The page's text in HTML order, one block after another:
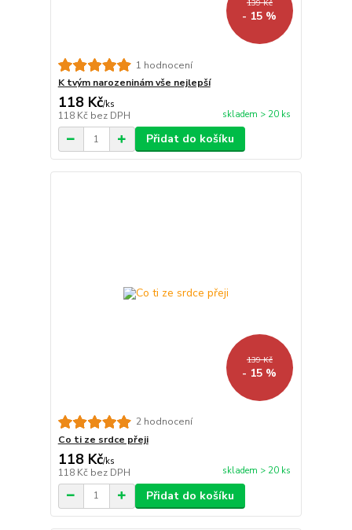
139 Kč
- 15 %
1 hodnocení
K tvým narozeninám vše nejlepší
118 Kč/ks
118 Kč bez DPH skladem > 20 ks
Přidat do košíku
139 Kč
- 15 %
2 hodnocení
Co ti ze srdce přeji
118 Kč/ks
118 Kč bez DPH skladem > 20 ks
Přidat do košíku